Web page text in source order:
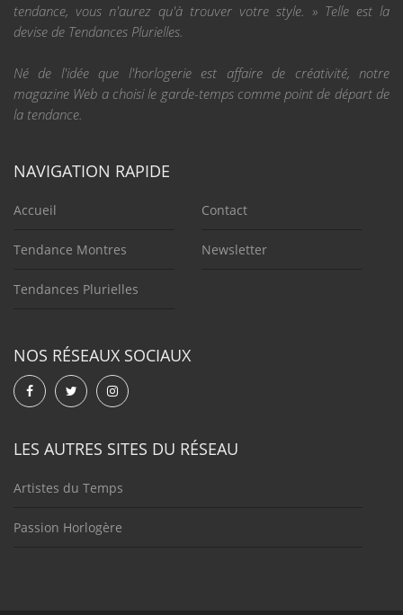
tendance, vous n'aurez qu'à trouver votre style. » Telle est la
devise de Tendances Plurielles.
Né de l'idée que l'horlogerie est affaire de créativité, notre
magazine Web a choisi le garde-temps comme point de départ de
la tendance.
NAVIGATION RAPIDE
Accueil
Tendance Montres
Tendances Plurielles
Contact
Newsletter
NOS RÉSEAUX SOCIAUX
LES AUTRES SITES DU RÉSEAU
Artistes du Temps
Passion Horlogère